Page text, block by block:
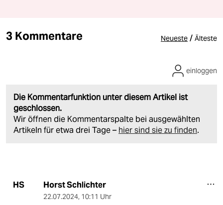
3 Kommentare Neueste / Älteste
Die Kommentarfunktion unter diesem Artikel ist
geschlossen.
Wir öffnen die Kommentarspalte bei ausgewählten
Artikeln für etwa drei Tage – hier sind sie zu finden.
einloggen
HS Horst Schlichter
22.07.2024, 10:11 Uhr